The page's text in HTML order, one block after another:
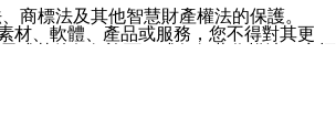
商標法及其他智慧財產權法的保護。
材、軟體、產品或服務，您不得對其更